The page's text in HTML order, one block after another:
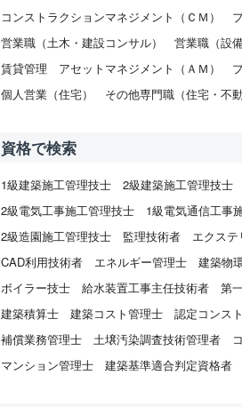
コンストラクションマネジメント（ＣＭ）
営業職（土木・建設コンサル）
営業職（設備
賃貸管理
アセットマネジメント（ＡＭ）
個人営業（住宅）
その他専門職（住宅・不動
資格で検索
1級建築施工管理技士 2級建築施工管理技士
2級電気工事施工管理技士
1級電気通信工事
2級造園施工管理技士
監理技術者 エクス
CAD利用技術者
エネルギー管理士 建築物
ボイラー技士
給水装置工事主任技術者 第
建築積算士
建築コスト管理士 認定コンス
補償業務管理士
土壌汚染調査技術管理者
マンション管理士
建築基準適合判定資格者